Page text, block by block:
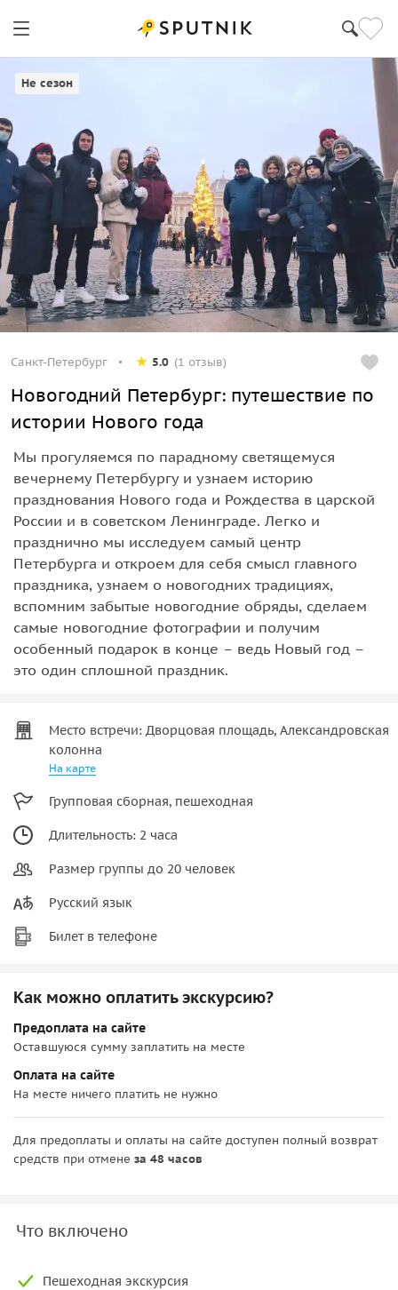
Санкт-Петербург
Не сезон
Санкт-Петербург 5.0 (1 отзыв)
Новогодний Петербург: путешествие по
истории Нового года
Мы прогуляемся по парадному светящемуся
вечернему Петербургу и узнаем историю
празднования Нового года и Рождества в царской
России и в советском Ленинграде. Легко и
празднично мы исследуем самый центр
Петербурга и откроем для себя смысл главного
праздника, узнаем о новогодних традициях,
вспомним забытые новогодние обряды, сделаем
самые новогодние фотографии и получим
особенный подарок в конце – ведь Новый год –
это один сплошной праздник.
Место встречи: Дворцовая площадь, Александровская
колонна
На карте
Групповая сборная, пешеходная
Длительность: 2 часа
Размер группы до 20 человек
Русский язык
Билет в телефоне
Как можно оплатить экскурсию?
Предоплата на сайте
Оставшуюся сумму заплатить на месте
Оплата на сайте
На месте ничего платить не нужно
Для предоплаты и оплаты на сайте доступен полный возврат
средств при отмене за 48 часов
Что включено
Пешеходная экскурсия